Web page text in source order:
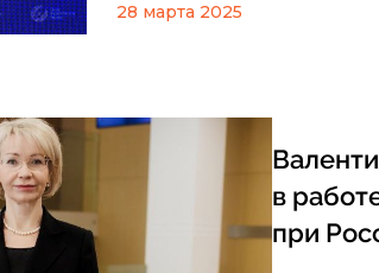
28 марта 2025
в
при